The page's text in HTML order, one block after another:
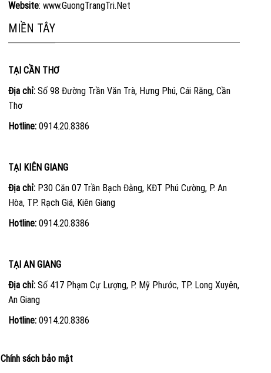
Website:www.GuongTrangTri.Net
MIỀN TÂY
TẠI CẦN THƠ
Địa chỉ: Số 98 Đường Trần Văn Trà, Hưng Phú, Cái Răng, Cần
Thơ
Hotline: 0914.20.8386
TẠI KIÊN GIANG
Địa chỉ: P30 Căn 07 Trần Bạch Đằng, KĐT Phú Cường, P. An
Hòa, TP. Rạch Giá, Kiên Giang
Hotline: 0914.20.8386
TẠI AN GIANG
Địa chỉ: Số 417 Phạm Cự Lượng, P. Mỹ Phước, TP. Long Xuyên,
An Giang
Hotline: 0914.20.8386
Chính sách bảo mật